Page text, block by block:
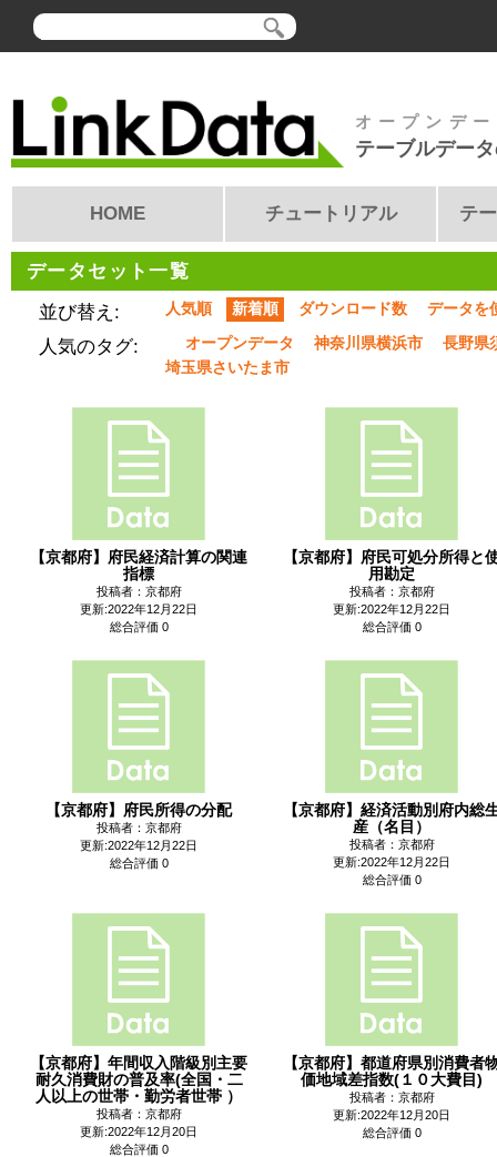
オープンデ
テーブルデー
HOME チュートリアル テ
データセット一覧
並び替え:
人気順 新着順 ダウンロード数 データを
人気のタグ: オープンデータ 神奈川県横浜市
長野県
埼玉県さいたま市
【京都府】府民経済計算の関連
指標
投稿者：京都府
更新:2022年12月22日
総合評価 0
【京都府】府民可処分所得と
用勘定
投稿者：京都府
更新:2022年12月22日
総合評価 0
【京都府】府民所得の分配
投稿者：京都府
更新:2022年12月22日
総合評価 0
【京都府】経済活動別府内総
産（名目）
投稿者：京都府
更新:2022年12月22日
総合評価 0
【京都府】年間収入階級別主要
耐久消費財の普及率(全国・二
人以上の世帯・勤労者世帯 ）
投稿者：京都府
更新:2022年12月20日
総合評価 0
【京都府】都道府県別消費者
価地域差指数(１０大費目)
投稿者：京都府
更新:2022年12月20日
総合評価 0